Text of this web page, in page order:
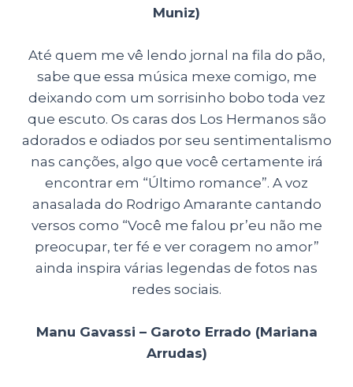
Muniz)
Até quem me vê lendo jornal na fila do pão,
sabe que essa música mexe comigo, me
deixando com um sorrisinho bobo toda vez
que escuto. Os caras dos Los Hermanos são
adorados e odiados por seu sentimentalismo
nas canções, algo que você certamente irá
encontrar em “Último romance”. A voz
anasalada do Rodrigo Amarante cantando
versos como “Você me falou pr’eu não me
preocupar, ter fé e ver coragem no amor”
ainda inspira várias legendas de fotos nas
redes sociais.
Manu Gavassi – Garoto Errado (Mariana
Arrudas)